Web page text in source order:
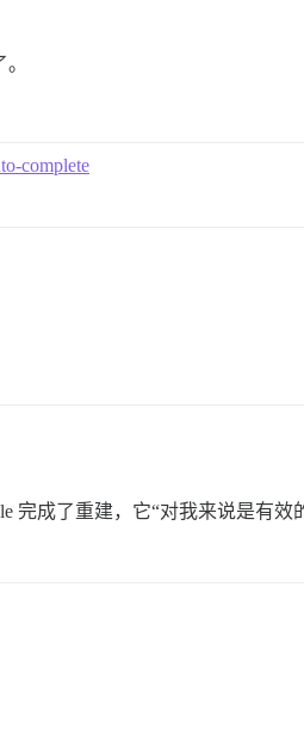
complete
完成了重建，它“对我来说是有效